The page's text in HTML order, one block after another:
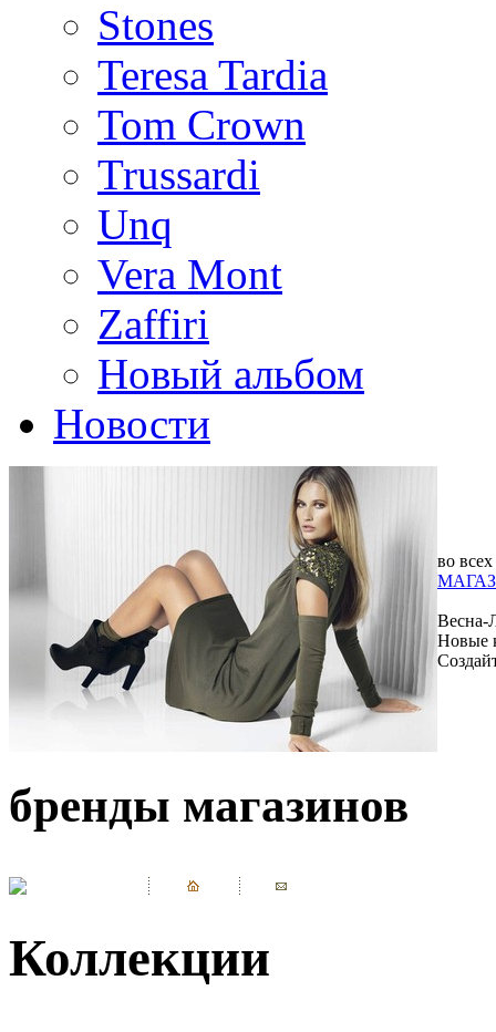
Stones
Teresa Tardia
Tom Crown
Trussardi
Unq
Vera Mont
Zaffiri
Новый альбом
Новости
во всех
Весна-
Новые
бренды магазинов
Коллекции